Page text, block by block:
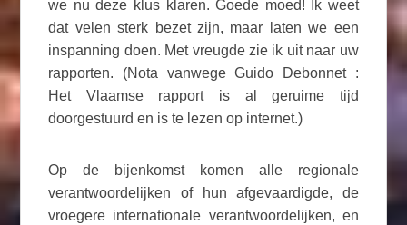
we nu deze klus klaren. Goede moed! Ik weet
dat velen sterk bezet zijn, maar laten we een
inspanning doen. Met vreugde zie ik uit naar uw
rapporten. (Nota vanwege Guido Debonnet :
Het Vlaamse rapport is al geruime tijd
doorgestuurd en is te lezen op internet.)
Op de bijenkomst komen alle regionale
verantwoordelijken of hun afgevaardigde, de
vroegere internationale verantwoordelijken, en